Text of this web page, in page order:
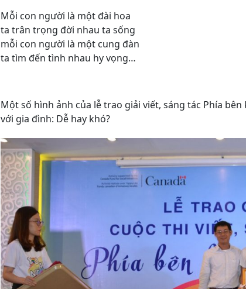
Mỗi con người là một đài hoa
ta trân trọng đời nhau ta sống
mỗi con người là một cung đàn
ta tìm đến tình nhau hy vọng…
Một số hình ảnh của lễ trao giải viết, sáng tác Phía
với gia đình: Dễ hay khó?